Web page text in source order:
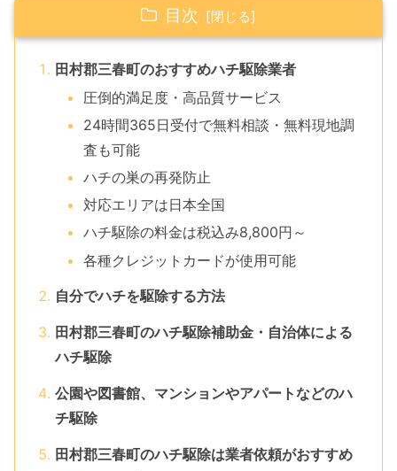
目次
田村郡三春町のおすすめハチ駆除業者
圧倒的満足度・高品質サービス
24時間365日受付で無料相談・無料現地調
査も可能
ハチの巣の再発防止
対応エリアは日本全国
ハチ駆除の料金は税込み8,800円～
各種クレジットカードが使用可能
自分でハチを駆除する方法
田村郡三春町のハチ駆除補助金・自治体による
ハチ駆除
公園や図書館、マンションやアパートなどのハ
チ駆除
田村郡三春町のハチ駆除は業者依頼がおすすめ